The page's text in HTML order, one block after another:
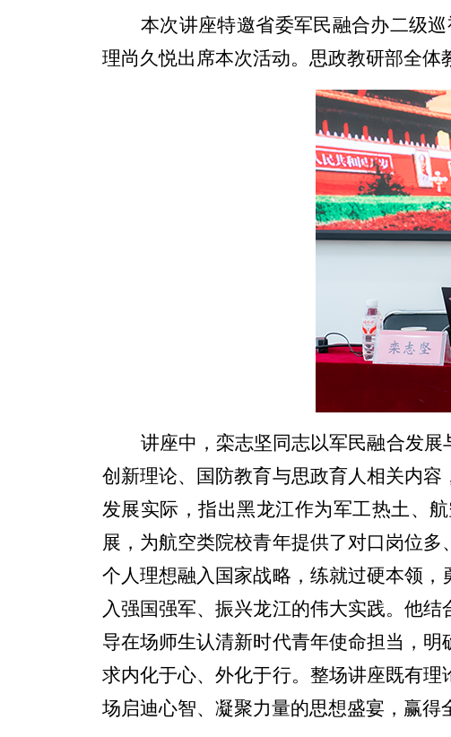
本次讲座特邀省委军民融合办二级
理尚久悦出席本次活动。思政教研部全体
讲座中，栾志坚同志以军民融合发
创新理论、国防教育与思政育人相关内
发展实际，指出黑龙江作为军工热土、
展，为航空类院校青年提供了对口岗位
个人理想融入国家战略，练就过硬本领
入强国强军、振兴龙江的伟大实践。他
导在场师生认清新时代青年使命担当，
求内化于心、外化于行。整场讲座既有
场启迪心智、凝聚力量的思想盛宴，赢得